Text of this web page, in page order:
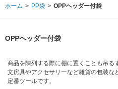
ホーム PP袋 OPPヘッダー付袋
OPPヘッダー付袋
商品を陳列する際に棚に置くことも吊る
文房具やアクセサリーなど雑貨の包装な
定番ツールです。